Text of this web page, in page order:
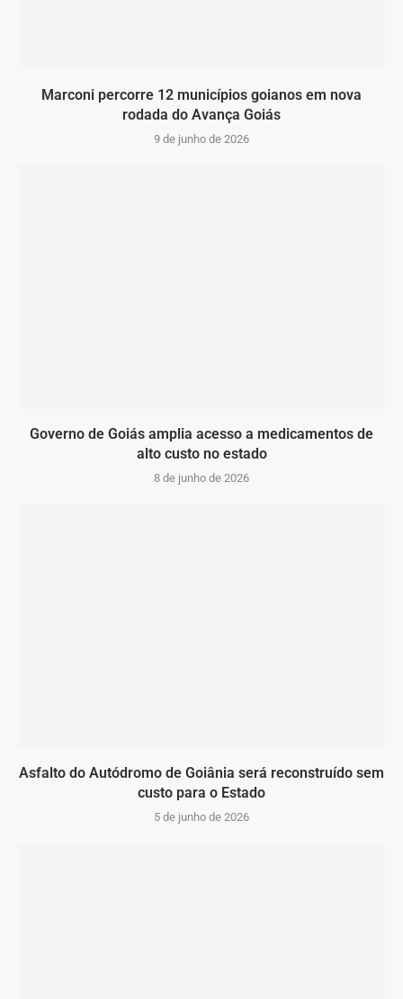
Marconi percorre 12 municípios goianos em nova
rodada do Avança Goiás
9 de junho de 2026
Governo de Goiás amplia acesso a medicamentos de
alto custo no estado
8 de junho de 2026
Asfalto do Autódromo de Goiânia será reconstruído sem
custo para o Estado
5 de junho de 2026